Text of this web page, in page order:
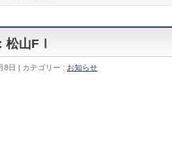
松山FⅠ
8日 カテゴリー : お知らせ